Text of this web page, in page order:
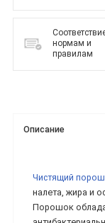
нормам и
правилам
Описание
Чистящий
налета, жира и
Порошок